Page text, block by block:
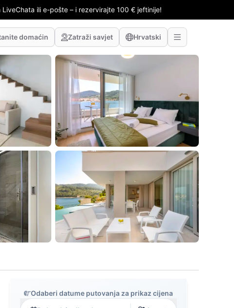
ili e-pošte – i rezervirajte 100 € jeftinije!
domaćin Zatraži savjet Hrvatski
Odaberi datume putovanja za prikaz cijena